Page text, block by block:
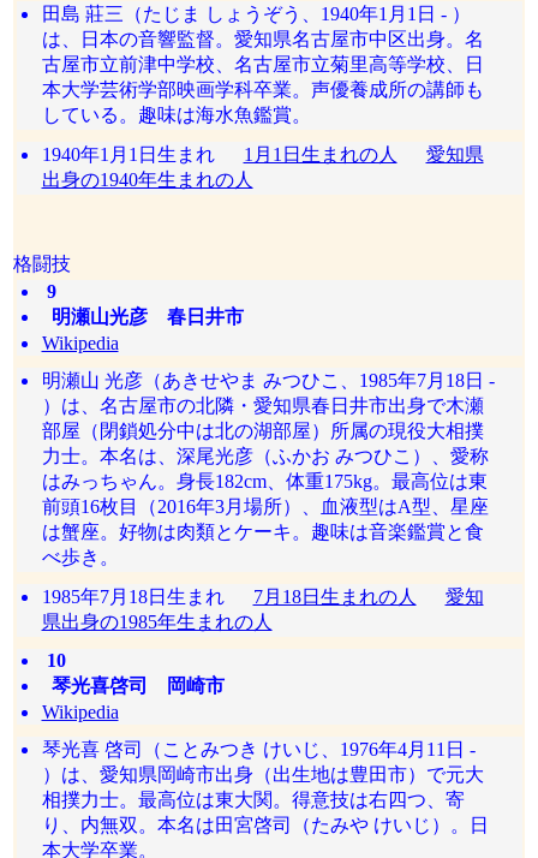
田島 莊三（たじま しょうぞう、1940年1月1日 - ）
は、日本の音響監督。愛知県名古屋市中区出身。名
古屋市立前津中学校、名古屋市立菊里高等学校、日
本大学芸術学部映画学科卒業。声優養成所の講師も
している。趣味は海水魚鑑賞。
1940年1月1日生まれ 1月1日生まれの人
愛知県
出身の1940年生まれの人
格闘技
9
明瀬山光彦 春日井市
Wikipedia
明瀬山 光彦（あきせやま みつひこ、1985年7月18日 -
）は、名古屋市の北隣・愛知県春日井市出身で木瀬
部屋（閉鎖処分中は北の湖部屋）所属の現役大相撲
力士。本名は、深尾光彦（ふかお みつひこ）、愛称
はみっちゃん。身長182cm、体重175kg。最高位は東
前頭16枚目（2016年3月場所）、血液型はA型、星座
は蟹座。好物は肉類とケーキ。趣味は音楽鑑賞と食
べ歩き。
1985年7月18日生まれ 7月18日生まれの人
愛知
県出身の1985年生まれの人
10
琴光喜啓司 岡崎市
Wikipedia
琴光喜 啓司（ことみつき けいじ、1976年4月11日 -
）は、愛知県岡崎市出身（出生地は豊田市）で元大
相撲力士。最高位は東大関。得意技は右四つ、寄
り、内無双。本名は田宮啓司（たみや けいじ）。日
本大学卒業。